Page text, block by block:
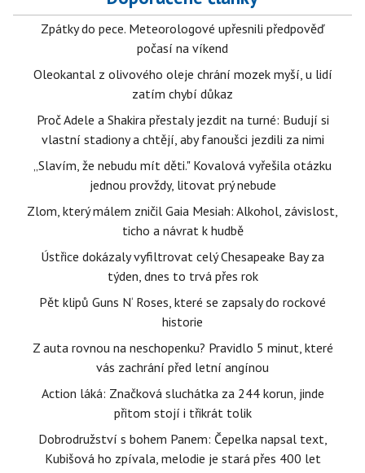
Zpátky do pece. Meteorologové upřesnili předpověď
počasí na víkend
Oleokantal z olivového oleje chrání mozek myší, u lidí
zatím chybí důkaz
Proč Adele a Shakira přestaly jezdit na turné: Budují si
vlastní stadiony a chtějí, aby fanoušci jezdili za nimi
„Slavím, že nebudu mít děti." Kovalová vyřešila otázku
jednou provždy, litovat prý nebude
Zlom, který málem zničil Gaia Mesiah: Alkohol, závislost,
ticho a návrat k hudbě
Ústřice dokázaly vyfiltrovat celý Chesapeake Bay za
týden, dnes to trvá přes rok
Pět klipů Guns N‘ Roses, které se zapsaly do rockové
historie
Z auta rovnou na neschopenku? Pravidlo 5 minut, které
vás zachrání před letní angínou
Action láká: Značková sluchátka za 244 korun, jinde
přitom stojí i třikrát tolik
Dobrodružství s bohem Panem: Čepelka napsal text,
Kubišová ho zpívala, melodie je stará přes 400 let